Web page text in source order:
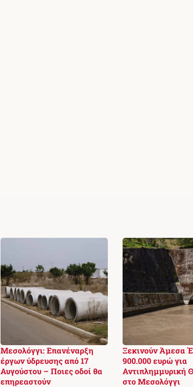
Μεσολόγγι: Επανέναρξη
έργων ύδρευσης από 17
Αυγούστου – Ποιες οδοί θα
επηρεαστούν
Ξεκινούν Άμεσα
900.000 ευρώ για
Αντιπλημμυρική
στο Μεσολόγγι